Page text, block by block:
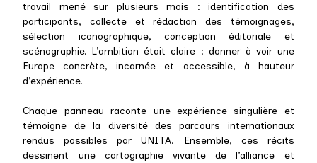
travail mené sur plusieurs mois : identification des
participants, collecte et rédaction des témoignages,
sélection iconographique, conception éditoriale et
scénographie. L’ambition était claire : donner à voir une
Europe concrète, incarnée et accessible, à hauteur
d’expérience.
Chaque panneau raconte une expérience singulière et
témoigne de la diversité des parcours internationaux
rendus possibles par UNITA. Ensemble, ces récits
dessinent une cartographie vivante de l’alliance et